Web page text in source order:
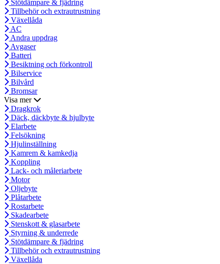
Stötdämpare & fjädring
Tillbehör och extrautrustning
Växellåda
AC
Andra uppdrag
Avgaser
Batteri
Besiktning och förkontroll
Bilservice
Bilvård
Bromsar
Visa mer
Dragkrok
Däck, däckbyte & hjulbyte
Elarbete
Felsökning
Hjulinställning
Kamrem & kamkedja
Koppling
Lack- och måleriarbete
Motor
Oljebyte
Plåtarbete
Rostarbete
Skadearbete
Stenskott & glasarbete
Styrning & underrede
Stötdämpare & fjädring
Tillbehör och extrautrustning
Växellåda